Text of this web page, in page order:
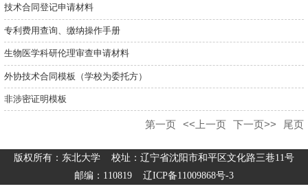
技术合同登记申请材料
专利费用查询、缴纳操作手册
生物医学科研伦理审查申请材料
外协技术合同模板（学校为委托方）
非涉密证明模板
第一页 <<上一页 下一页>> 尾页
版权所有：东北大学 校址：辽宁省沈阳市和平区文化路三巷11号
邮编：110819 辽ICP备11009868号-3